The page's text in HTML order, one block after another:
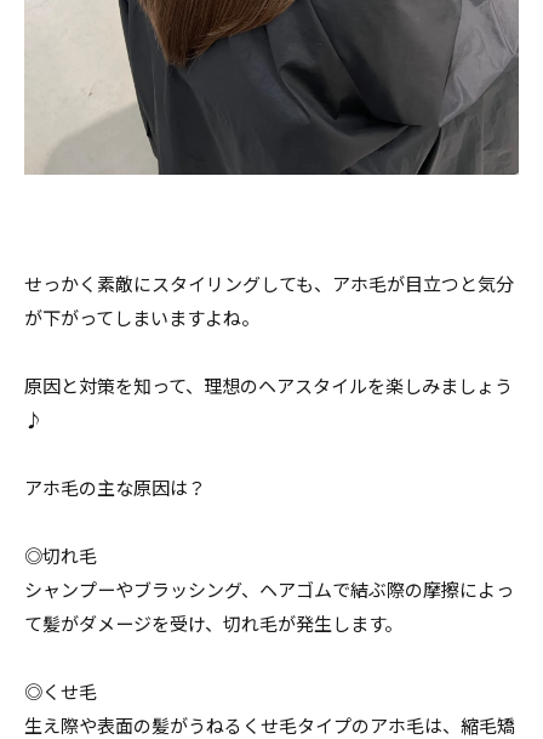
せっかく素敵にスタイリングしても、アホ毛が目立つと気分
が下がってしまいますよね。
原因と対策を知って、理想のヘアスタイルを楽しみましょう
♪
アホ毛の主な原因は？
◎切れ毛
シャンプーやブラッシング、ヘアゴムで結ぶ際の摩擦によっ
て髪がダメージを受け、切れ毛が発生します。
◎くせ毛
生え際や表面の髪がうねるくせ毛タイプのアホ毛は、縮毛矯